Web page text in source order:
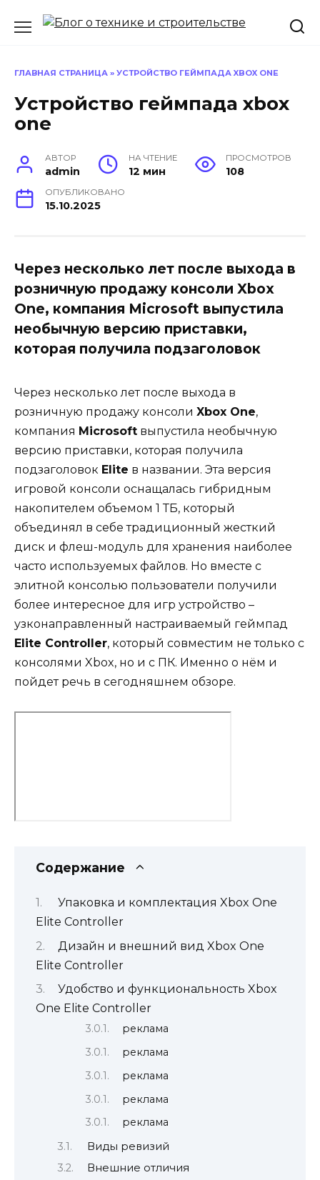
ГЛАВНАЯ СТРАНИЦА » УСТРОЙСТВО ГЕЙМПАДА XBOX ONE
Устройство геймпада xbox
one
АВТОР
admin
НА ЧТЕНИЕ
12 мин
ПРОСМОТРОВ
108
ОПУБЛИКОВАНО
15.10.2025
Через несколько лет после выхода в
розничную продажу консоли Xbox
One, компания Microsoft выпустила
необычную версию приставки,
которая получила подзаголовок
Через несколько лет после выхода в
розничную продажу консоли Xbox One,
компания Microsoft выпустила необычную
версию приставки, которая получила
подзаголовок Elite в названии. Эта версия
игровой консоли оснащалась гибридным
накопителем объемом 1 ТБ, который
объединял в себе традиционный жесткий
диск и флеш-модуль для хранения наиболее
часто используемых файлов. Но вместе с
элитной консолью пользователи получили
более интересное для игр устройство –
узконаправленный настраиваемый геймпад
Elite Controller, который совместим не только с
консолями Xbox, но и c ПК. Именно о нём и
пойдет речь в сегодняшнем обзоре.
Содержание
Упаковка и комплектация Xbox One
Elite Controller
Дизайн и внешний вид Xbox One
Elite Controller
Удобство и функциональность Xbox
One Elite Controller
реклама
реклама
реклама
реклама
реклама
Виды ревизий
Внешние отличия